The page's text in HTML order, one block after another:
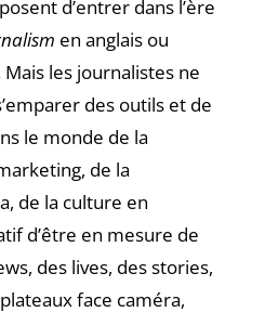
d’entrer dans l’ère
en anglais ou
les journalistes ne
des outils et de
le monde de la
de la
de la culture en
d’être en mesure de
des lives, des stories,
face caméra,